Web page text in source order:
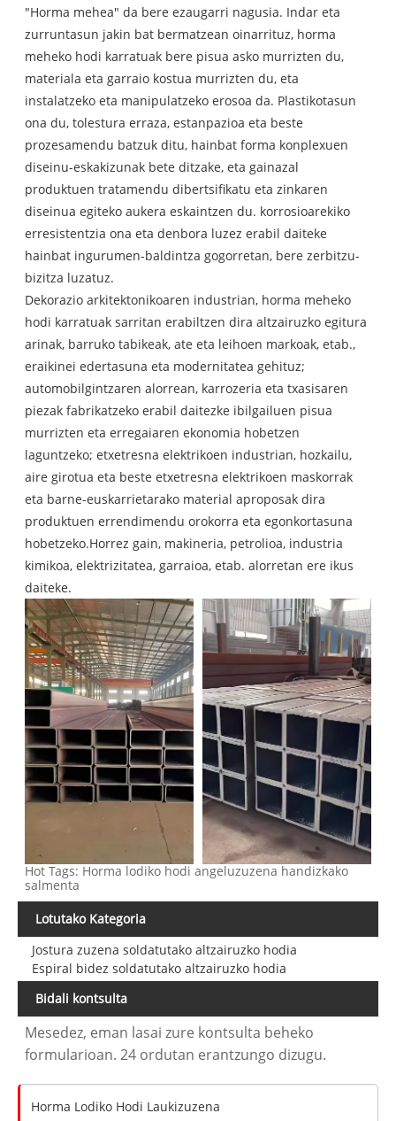
"Horma mehea" da bere ezaugarri nagusia. Indar eta
zurruntasun jakin bat bermatzean oinarrituz, horma
meheko hodi karratuak bere pisua asko murrizten du,
materiala eta garraio kostua murrizten du, eta
instalatzeko eta manipulatzeko erosoa da. Plastikotasun
ona du, tolestura erraza, estanpazioa eta beste
prozesamendu batzuk ditu, hainbat forma konplexuen
diseinu-eskakizunak bete ditzake, eta gainazal
produktuen tratamendu dibertsifikatu eta zinkaren
diseinua egiteko aukera eskaintzen du. korrosioarekiko
erresistentzia ona eta denbora luzez erabil daiteke
hainbat ingurumen-baldintza gogorretan, bere zerbitzu-
bizitza luzatuz.
Dekorazio arkitektonikoaren industrian, horma meheko
hodi karratuak sarritan erabiltzen dira altzairuzko egitura
arinak, barruko tabikeak, ate eta leihoen markoak, etab.,
eraikinei edertasuna eta modernitatea gehituz;
automobilgintzaren alorrean, karrozeria eta txasisaren
piezak fabrikatzeko erabil daitezke ibilgailuen pisua
murrizten eta erregaiaren ekonomia hobetzen
laguntzeko; etxetresna elektrikoen industrian, hozkailu,
aire girotua eta beste etxetresna elektrikoen maskorrak
eta barne-euskarrietarako material aproposak dira
produktuen errendimendu orokorra eta egonkortasuna
hobetzeko.Horrez gain, makineria, petrolioa, industria
kimikoa, elektrizitatea, garraioa, etab. alorretan ere ikus
daiteke.
Hot Tags: Horma lodiko hodi angeluzuzena handizkako
salmenta
Lotutako Kategoria
Jostura zuzena soldatutako altzairuzko hodia
Espiral bidez soldatutako altzairuzko hodia
Bidali kontsulta
Mesedez, eman lasai zure kontsulta beheko
formularioan. 24 ordutan erantzungo dizugu.